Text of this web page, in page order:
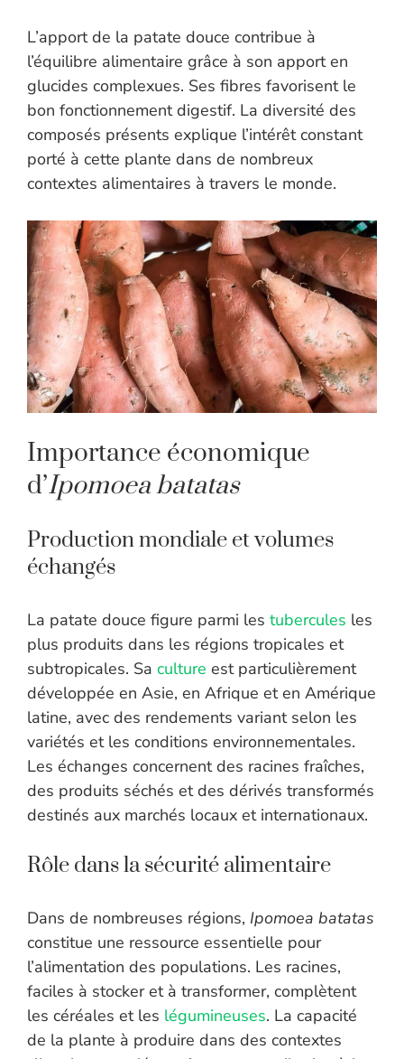
L’apport de la patate douce contribue à
l’équilibre alimentaire grâce à son apport en
glucides complexues. Ses fibres favorisent le
bon fonctionnement digestif. La diversité des
composés présents explique l’intérêt constant
porté à cette plante dans de nombreux
contextes alimentaires à travers le monde.
Importance économique
d’Ipomoea batatas
Production mondiale et volumes
échangés
La patate douce figure parmi les tubercules les
plus produits dans les régions tropicales et
subtropicales. Sa culture est particulièrement
développée en Asie, en Afrique et en Amérique
latine, avec des rendements variant selon les
variétés et les conditions environnementales.
Les échanges concernent des racines fraîches,
des produits séchés et des dérivés transformés
destinés aux marchés locaux et internationaux.
Rôle dans la sécurité alimentaire
Dans de nombreuses régions, Ipomoea batatas
constitue une ressource essentielle pour
l’alimentation des populations. Les racines,
faciles à stocker et à transformer, complètent
les céréales et les légumineuses. La capacité
de la plante à produire dans des contextes